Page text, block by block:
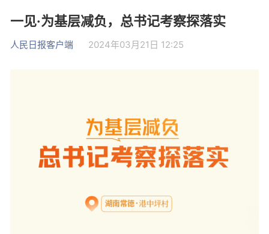
一见·为基层减负，总书记考察探落实
人民日报客户端 2024年03月21日 12:25